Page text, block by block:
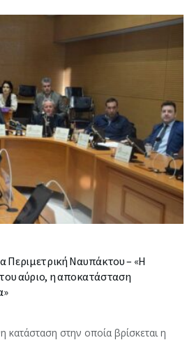
Περιμετρική Ναυπάκτου – «Η
αύριο, η αποκατάσταση
κατάσταση στην οποία βρίσκεται η